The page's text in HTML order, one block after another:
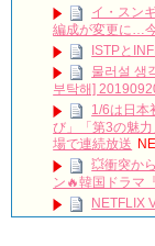
イ・スン
編成が変更に…
ISTPと
물러설 생
부탁해]
1/6は日本
び」「第3の魅
場で連続放送
💥衝突か
ン🔥韓国ドラマ
NETFLIX